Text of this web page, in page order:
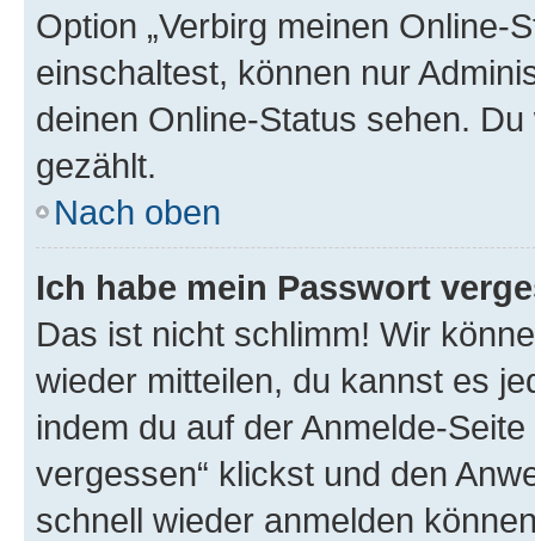
Option „Verbirg meinen Online-
einschaltest, können nur
deinen Online-Status sehen.
gezählt.
Nach oben
Ich habe mein Passwort
Das ist nicht schlimm! Wir
wieder mitteilen, du kannst es
indem du auf der Anmelde-
vergessen“ klickst und den
schnell wieder anmelden